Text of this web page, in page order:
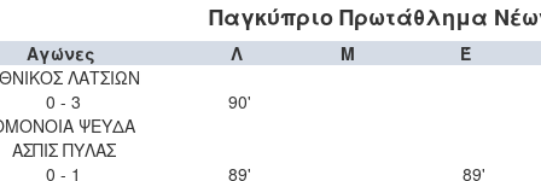
Παγκύπριο Πρωτάθλημα
Αγώνες Λ Μ
Έ
ΛΑΤΣΙΩΝ
0 - 3
ΨΕΥΔΑ
90'
ΑΣΠΙΣ ΠΥΛΑΣ
0 - 1
89' 89'